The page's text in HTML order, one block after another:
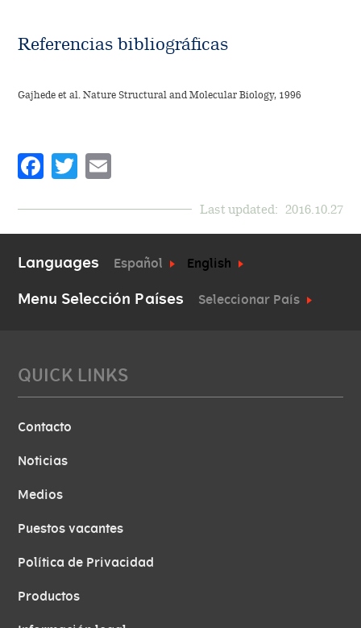
Referencias bibliográficas
Gajhede et al. Nature Structural and Molecular Biology, 1996
Facebook
Twitter
Last updated: 2016.10.27
Languages Español English
Menu Selección Países Seleccionar País
QUICK LINKS
Contacto
Noticias
Medios
Puestos vacantes
Política de Privacidad
Productos